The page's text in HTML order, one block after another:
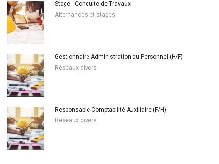
Stage - Conduite de Travaux
Alternances et stages
Gestionnaire Administration du Personnel (H/F)
Réseaux divers
Responsable Comptabilité Auxiliaire (F/H)
Réseaux divers